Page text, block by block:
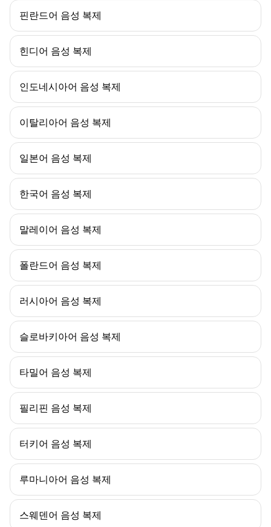
핀란드어 음성 복제
힌디어 음성 복제
인도네시아어 음성 복제
이탈리아어 음성 복제
일본어 음성 복제
한국어 음성 복제
말레이어 음성 복제
폴란드어 음성 복제
러시아어 음성 복제
슬로바키아어 음성 복제
타밀어 음성 복제
필리핀 음성 복제
터키어 음성 복제
루마니아어 음성 복제
스웨덴어 음성 복제